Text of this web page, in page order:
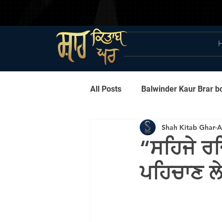
All Posts Balwinder Kaur Brar
Harpal Singh pannu
Best Seller
“ਸਹਿਜੇ
ਪਹਿਚਾਣ
Shah Kitab Ghar